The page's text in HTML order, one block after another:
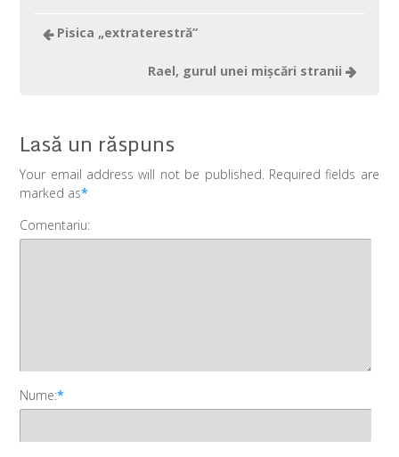
Pisica „extraterestră”
Rael, gurul unei mişcări stranii
Lasă un răspuns
Your email address will not be published. Required fields are
marked as*
Comentariu:
Nume:*